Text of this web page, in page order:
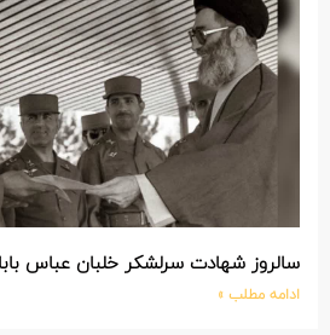
سالروز شهادت سرلشکر خلبان عباس بابایی
ادامه مطلب »